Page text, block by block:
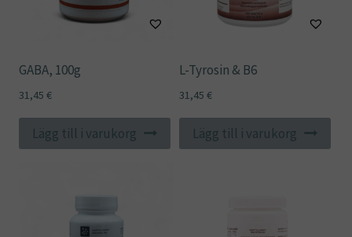
GABA, 100g
31,45 €
Lägg till i varukorg
L-Tyrosin & B6
31,45 €
Lägg till i varukorg